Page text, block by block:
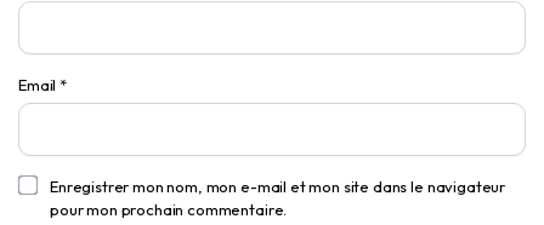
Email *
Enregistrer mon nom, mon e-mail et mon site dans le navigateur
pour mon prochain commentaire.